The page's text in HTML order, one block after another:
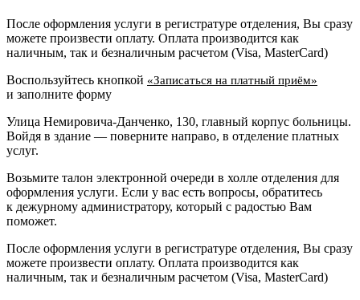
После оформления услуги в регистратуре отделения, Вы сразу
можете произвести оплату. Оплата производится как
наличным, так и безналичным расчетом (Visa, MasterCard)
Воспользуйтесь кнопкой «Записаться на платный приём»
и заполните форму
Улица Немировича-Данченко, 130, главный корпус больницы.
Войдя в здание — поверните направо, в отделение платных
услуг.
Возьмите талон электронной очереди в холле отделения для
оформления услуги. Если у вас есть вопросы, обратитесь
к дежурному администратору, который с радостью Вам
поможет.
После оформления услуги в регистратуре отделения, Вы сразу
можете произвести оплату. Оплата производится как
наличным, так и безналичным расчетом (Visa, MasterCard)